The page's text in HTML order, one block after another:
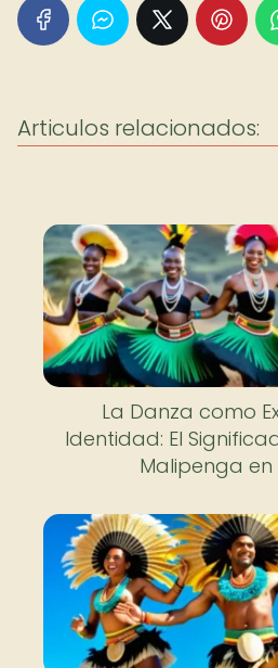
Articulos relacionados:
La Danza como
Identidad: El
Malipenga en